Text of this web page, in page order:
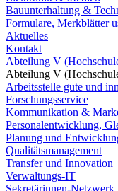
Bauunterhaltung &
Formulare, Merkblätter
Aktuelles
Kontakt
Abteilung V
Abteilung V
Arbeitsstelle gute und
Forschungsservice
Kommunikation &
Personalentwicklung,
Planung und
Qualitätsmanagement
Transfer und Innovation
Verwaltungs-IT
Sekretärinnen-Netzwerk